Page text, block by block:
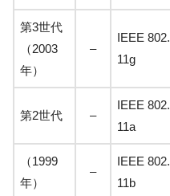
第3世代
（2003
年）
–
IEEE 802.
11g
第2世代 –
IEEE 802.
11a
（1999
年）
–
IEEE 802.
11b